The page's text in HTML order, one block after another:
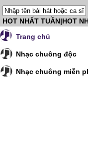
HOT NHẤT TUẦN|HOT
Trang chủ
Nhạc chuông độc
Nhạc chuông miễn